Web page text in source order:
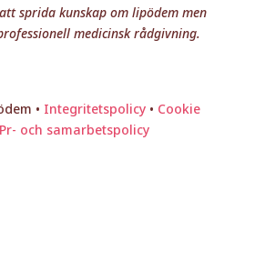
sprida kunskap om lipödem men
medicinsk rådgivning.
• Integritetspolicy • Cookie
Pr- och samarbetspolicy